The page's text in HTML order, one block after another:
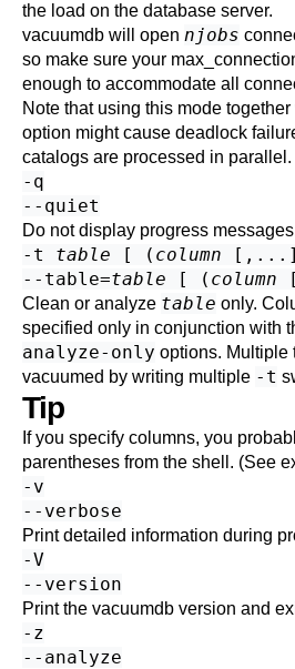
the load on the database server.
vacuumdb will open njobs
so make sure your
enough to accommodate all
Note that using this mode
option might cause deadlock
catalogs are processed in parallel.
-q
--quiet
Do not display progress
-t table [ ( column
--table=table [ ( column
Clean or analyze table only.
specified only in conjunction with
analyze-only options. Multiple
vacuumed by writing multiple -t
Tip
If you specify columns, you
parentheses from the shell. (See
-v
--verbose
Print detailed information during
-V
--version
Print the vacuumdb version and
-z
--analyze